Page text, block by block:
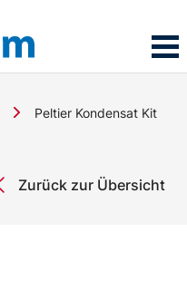
Peltier Kondensat Kit
Zurück zur Übersicht